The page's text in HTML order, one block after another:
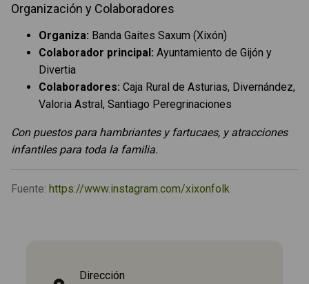
Organización y Colaboradores
Organiza: Banda Gaites Saxum (Xixón)
Colaborador principal: Ayuntamiento de Gijón y
Divertia
Colaboradores: Caja Rural de Asturias, Divernández,
Valoria Astral, Santiago Peregrinaciones
Con puestos para hambriantes y fartucaes, y atracciones
infantiles para toda la familia.
Fuente: https://www.instagram.com/xixonfolk
Dirección